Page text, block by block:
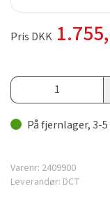
Pris DKK 1.755
På fjernlager, 3-5
Varenr: 2409900
Leverandør: DCT